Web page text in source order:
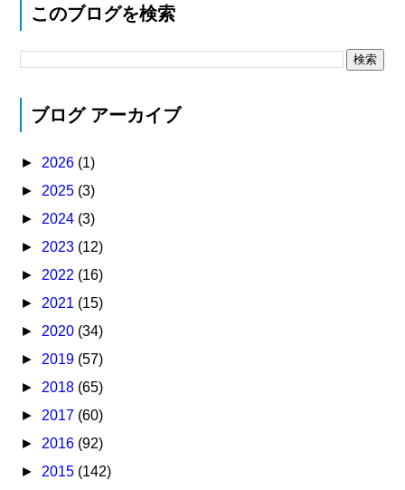
このブログを検索
ブログ アーカイブ
► 2026 (1)
► 2025 (3)
► 2024 (3)
► 2023 (12)
► 2022 (16)
► 2021 (15)
► 2020 (34)
► 2019 (57)
► 2018 (65)
► 2017 (60)
► 2016 (92)
► 2015 (142)